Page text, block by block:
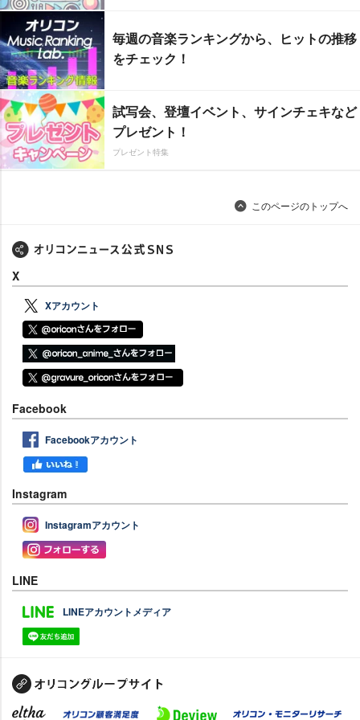
毎週の音楽ランキングから、ヒットの推移
をチェック！
試写会、登壇イベント、サインチェキなど
プレゼント！
プレゼント特集
このページのトップへ
X
Xアカウント
Facebook
Facebookアカウント
Instagram
Instagramアカウント
LINE
LINEアカウントメディア